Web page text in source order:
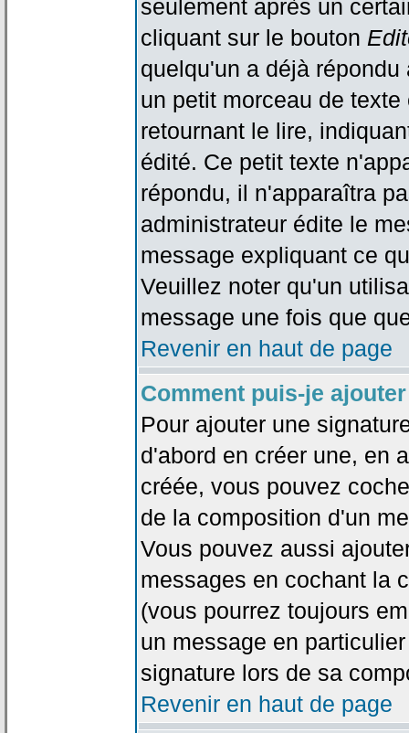
seulement après un
cliquant sur le bouton
quelqu'un a déjà
un petit morceau de
retournant le lire,
édité. Ce petit texte
répondu, il n'apparaîtra
administrateur édite le
message expliquant ce
Veuillez noter qu'un
message une fois que
Revenir en haut de page
Comment puis-je
Pour ajouter une
d'abord en créer une, en
créée, vous pouvez
de la composition d'un
Vous pouvez aussi
messages en cochant la
(vous pourrez toujours
un message en
signature lors de sa
Revenir en haut de page